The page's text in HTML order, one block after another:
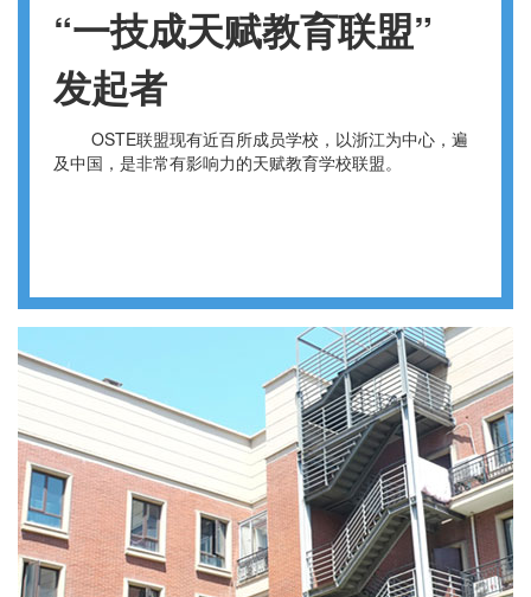
“一技成天赋教育联盟”
发起者
OSTE联盟现有近百所成员学校，以浙江为中心，遍
及中国，是非常有影响力的天赋教育学校联盟。